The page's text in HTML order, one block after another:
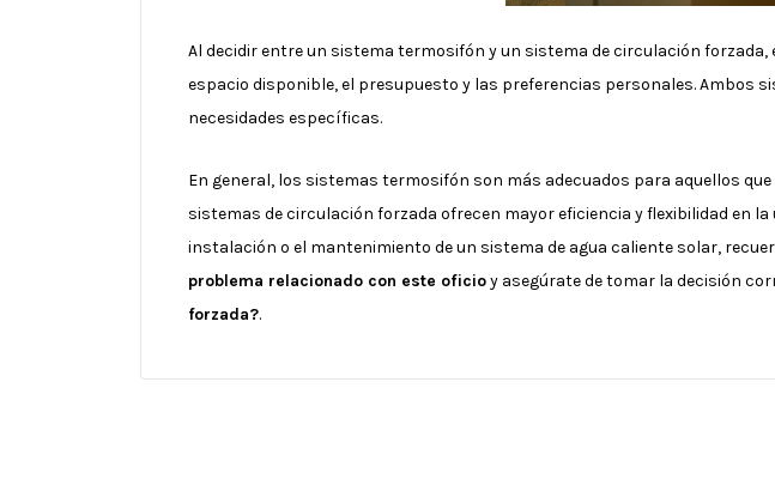
Al decidir entre un sistema termosifón y un sistema de circulación
espacio disponible, el presupuesto y las preferencias personales. Ambos
necesidades específicas.
En general, los sistemas termosifón son más adecuados para aquellos
sistemas de circulación forzada ofrecen mayor eficiencia y flexibilidad en
instalación o el mantenimiento de un sistema de agua caliente solar,
problema relacionado con este oficioy asegúrate de tomar la decisión
forzada?.